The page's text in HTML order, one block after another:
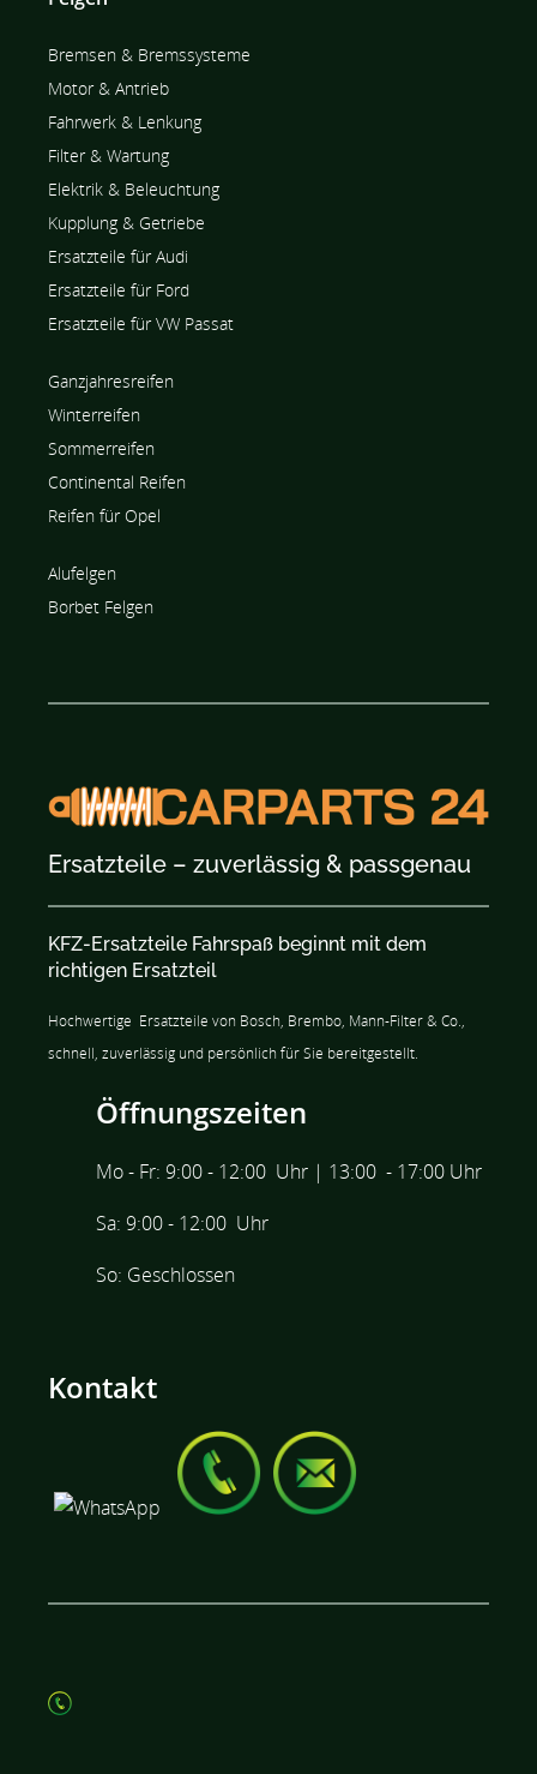
Bremsen & Bremssysteme
Motor & Antrieb
Fahrwerk & Lenkung
Filter & Wartung
Elektrik & Beleuchtung
Kupplung & Getriebe
Ersatzteile für Audi
Ersatzteile für Ford
Ersatzteile für VW Passat
Ganzjahresreifen
Winterreifen
Sommerreifen
Continental Reifen
Reifen für Opel
Alufelgen
Borbet Felgen
Ersatzteile – zuverlässig & passgenau
KFZ-Ersatzteile Fahrspaß beginnt mit dem
richtigen Ersatzteil
Hochwertige Ersatzteile von Bosch, Brembo, Mann-Filter & Co.,
schnell, zuverlässig und persönlich für Sie bereitgestellt.
Öffnungszeiten
Mo - Fr: 9:00 - 12:00 Uhr | 13:00 - 17:00 Uhr
Sa: 9:00 - 12:00 Uhr
So: Geschlossen
Kontakt